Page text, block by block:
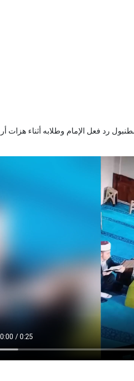
رد فعل الإمام وطلابه أثناء هزات